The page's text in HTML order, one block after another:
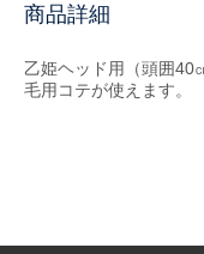
商品詳細
乙姫ヘッド用（頭囲40
毛用コテが使えます。